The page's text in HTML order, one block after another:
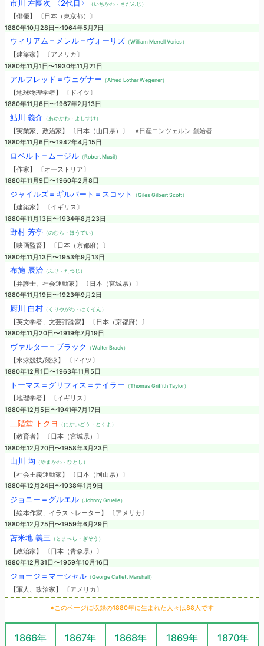
市川 左團次 〈2代目〉 （いちかわ・さだんじ）
【俳優】 〔日本（東京都）〕
1880年10月28日〜1964年5月7日
ウィリアム＝メレル＝ヴォーリズ （William Merrell Vories）
【建築家】 〔アメリカ〕
1880年11月1日〜1930年11月21日
アルフレッド＝ウェゲナー （Alfred Lothar Wegener）
【地球物理学者】 〔ドイツ〕
1880年11月6日〜1967年2月13日
鮎川 義介（あゆかわ・よしすけ）
【実業家、政治家】 〔日本（山口県）〕 ※日産コンツェルン 創始者
1880年11月6日〜1942年4月15日
ロベルト＝ムージル（Robert Musil）
【作家】 〔オーストリア〕
1880年11月9日〜1960年2月8日
ジャイルズ＝ギルバート＝スコット （Giles Gilbert Scott）
【建築家】 〔イギリス〕
1880年11月13日〜1934年8月23日
野村 芳亭（のむら・ほうてい）
【映画監督】 〔日本（京都府）〕
1880年11月13日〜1953年9月13日
布施 辰治（ふせ・たつじ）
【弁護士、社会運動家】 〔日本（宮城県）〕
1880年11月19日〜1923年9月2日
厨川 白村（くりやがわ・はくそん）
【英文学者、文芸評論家】 〔日本（京都府）〕
1880年11月20日〜1919年7月19日
ヴァルター＝ブラック （Walter Brack）
【水泳競技/競泳】 〔ドイツ〕
1880年12月1日〜1963年11月5日
トーマス＝グリフィス＝テイラー （Thomas Griffith Taylor）
【地理学者】 〔イギリス〕
1880年12月5日〜1941年7月17日
二階堂 トクヨ （にかいどう・とくよ）
【教育者】 〔日本（宮城県）〕
1880年12月20日〜1958年3月23日
山川 均 （やまかわ・ひとし）
【社会主義運動家】 〔日本（岡山県）〕
1880年12月24日〜1938年1月9日
ジョニー＝グルエル（Johnny Gruelle）
【絵本作家、イラストレーター】 〔アメリカ〕
1880年12月25日〜1959年6月29日
苫米地 義三 （とまべち・ぎぞう）
【政治家】 〔日本（青森県）〕
1880年12月31日〜1959年10月16日
ジョージ＝マーシャル（George Catlett Marshall）
【軍人、政治家】 〔アメリカ〕
※このページに収録の1880年に生まれた人々は88人です
1866年 1867年 1868年 1869年 1870年